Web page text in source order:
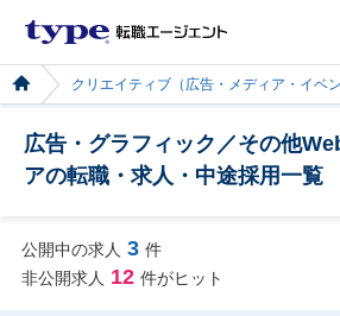
クリエイティブ（広告・メディア・イベ
広告・グラフィック／その他
アの転職・求人・中途採用一覧
公開中の求人 3 件
非公開求人 12 件がヒット